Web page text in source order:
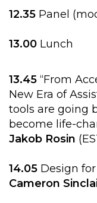
12.35 Panel
13.00 Lunch
13.45 “From
New Era of
tools are going
become life-
Jakob Rosin
14.05 Design
Cameron